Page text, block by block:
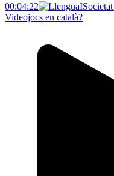
00:04:22
Videojocs en català?